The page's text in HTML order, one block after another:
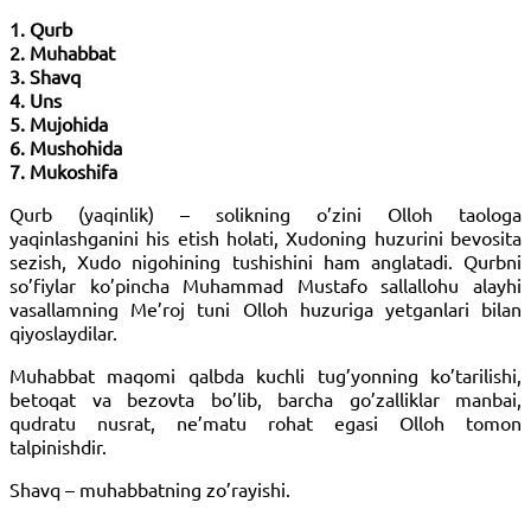
1. Qurb
2. Muhabbat
3. Shavq
4. Uns
5. Mujohida
6. Mushohida
7. Mukoshifa
Qurb (yaqinlik) – solikning o’zini Olloh taologa
yaqinlashganini his etish holati, Xudoning huzurini bevosita
sezish, Xudo nigohining tushishini ham anglatadi. Qurbni
so’fiylar ko’pincha Muhammad Mustafo sallallohu alayhi
vasallamning Me’roj tuni Olloh huzuriga yetganlari bilan
qiyoslaydilar.
Muhabbat maqomi qalbda kuchli tug’yonning ko’tarilishi,
betoqat va bezovta bo’lib, barcha go’zalliklar manbai,
qudratu nusrat, ne’matu rohat egasi Olloh tomon
talpinishdir.
Shavq – muhabbatning zo’rayishi.